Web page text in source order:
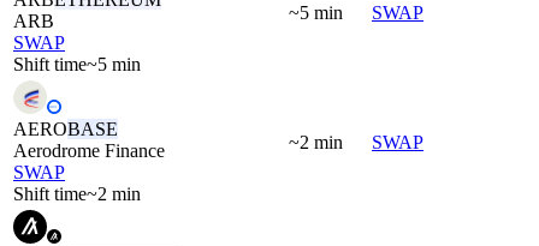
ARB
SWAP
Shift time~5 min
~5 min SWAP
AEROBASE
Aerodrome Finance
SWAP
Shift time~2 min
~2 min SWAP